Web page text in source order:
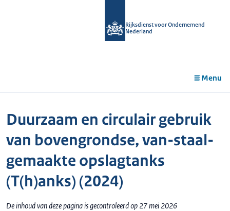
Rijksdienst voor Ondernemend
Nederland
Menu
Duurzaam en circulair gebruik
van bovengrondse, van-staal-
gemaakte opslagtanks
(T(h)anks) (2024)
De inhoud van deze pagina is gecontroleerd op 27 mei 2026